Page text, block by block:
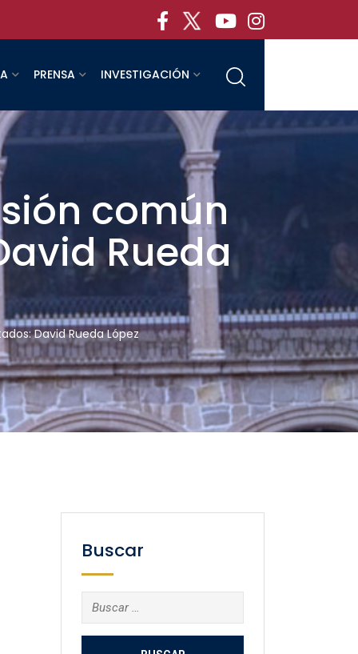
PRENSA INVESTIGACIÓN
común
Rueda
David Rueda López
Buscar
Buscar: